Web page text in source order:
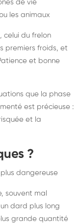
de vie
les animaux
celui du frelon
premiers froids, et
et bonne
que la phase
est précieuse :
et la
?
dangereuse
souvent mal
dard plus long
grande quantité